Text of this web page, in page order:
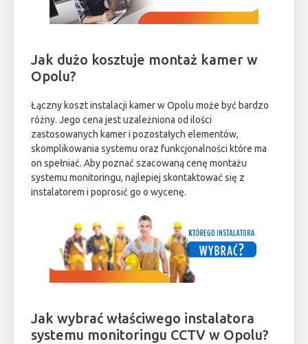
Jak dużo kosztuje montaż kamer w
Opolu?
Łączny koszt instalacji kamer w Opolu może być bardzo
różny. Jego cena jest uzależniona od ilości
zastosowanych kamer i pozostałych elementów,
skomplikowania systemu oraz funkcjonalności które ma
on spełniać. Aby poznać szacowaną cenę montażu
systemu monitoringu, najlepiej skontaktować się z
instalatorem i poprosić go o wycenę.
Jak wybrać właściwego instalatora
systemu monitoringu CCTV w Opolu?